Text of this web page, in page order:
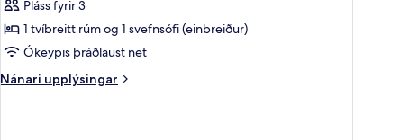
fyrir
Superior-
stúdíóíbúð
-
sjávarsýn
Pláss fyrir 3
1 tvíbreitt rúm og 1 svefnsófi (einbreiður)
Ókeypis þráðlaust net
Nánari upplýsingar
Nánari